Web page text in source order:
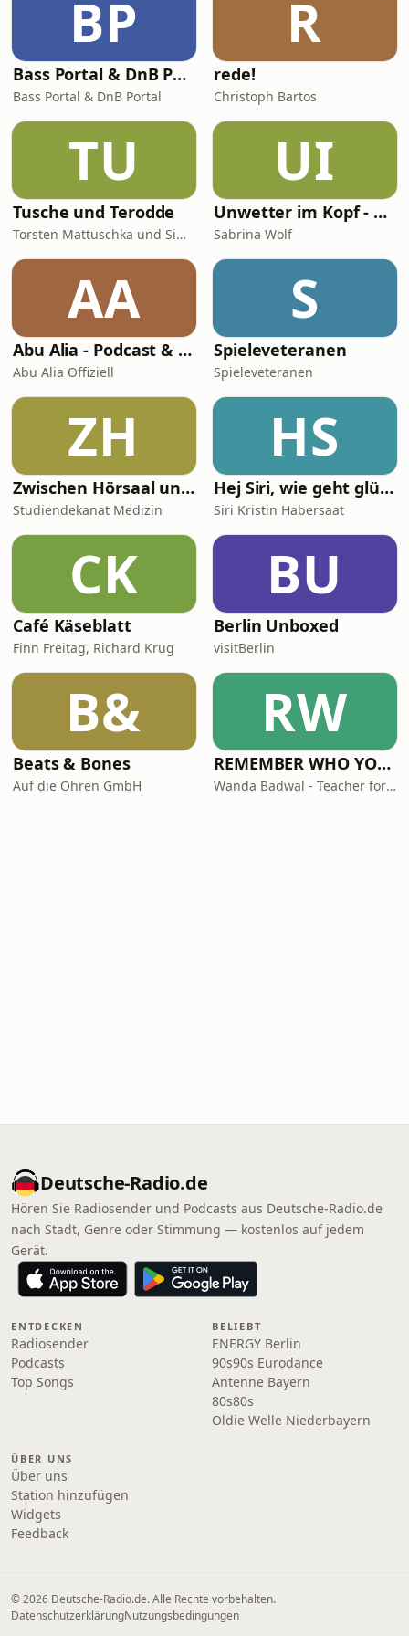
Halbfinale.&nbsp;Dort trifft Frankreich
dann entweder auf Spanien oder
Belgien, die heute A
BP
Bass Portal & DnB Portal
Bass Portal & DnB Portal
R
rede!
Christoph Bartos
TU
Tusche und Terodde
Torsten Mattuschka und Simon Terodde
UI
Unwetter im Kopf - Der Migräne Podcast
Sabrina Wolf
AA
Abu Alia - Podcast & Hörreisen
Abu Alia Offiziell
S
Spieleveteranen
Spieleveteranen
ZH
Zwischen Hörsaal und OP – Digitale Lehre in der Medizin
Studiendekanat Medizin
HS
Hej Siri, wie geht glücklich sein?
Siri Kristin Habersaat
CK
Café Käseblatt
Finn Freitag, Richard Krug
BU
Berlin Unboxed
visitBerlin
B&
Beats & Bones
Auf die Ohren GmbH
RW
REMEMBER WHO YOU ARE - Wanda Badwal
Wanda Badwal - Teacher for Yoga & Meditation, Author, Speaker
Deutsche-Radio.de
Hören Sie Radiosender und Podcasts aus Deutsche-Radio.de
nach Stadt, Genre oder Stimmung — kostenlos auf jedem
Gerät.
ENTDECKEN
Radiosender
Podcasts
Top Songs
BELIEBT
ENERGY Berlin
90s90s Eurodance
Antenne Bayern
80s80s
Oldie Welle Niederbayern
ÜBER UNS
Über uns
Station hinzufügen
Widgets
Feedback
© 2026 Deutsche-Radio.de. Alle Rechte vorbehalten.
DatenschutzerklärungNutzungsbedingungen